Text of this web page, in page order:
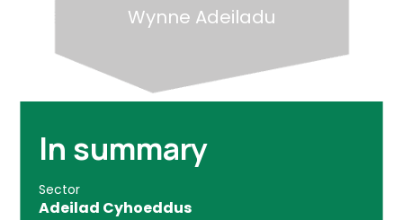
Wynne Adeiladu
In summary
Sector
Adeilad Cyhoeddus